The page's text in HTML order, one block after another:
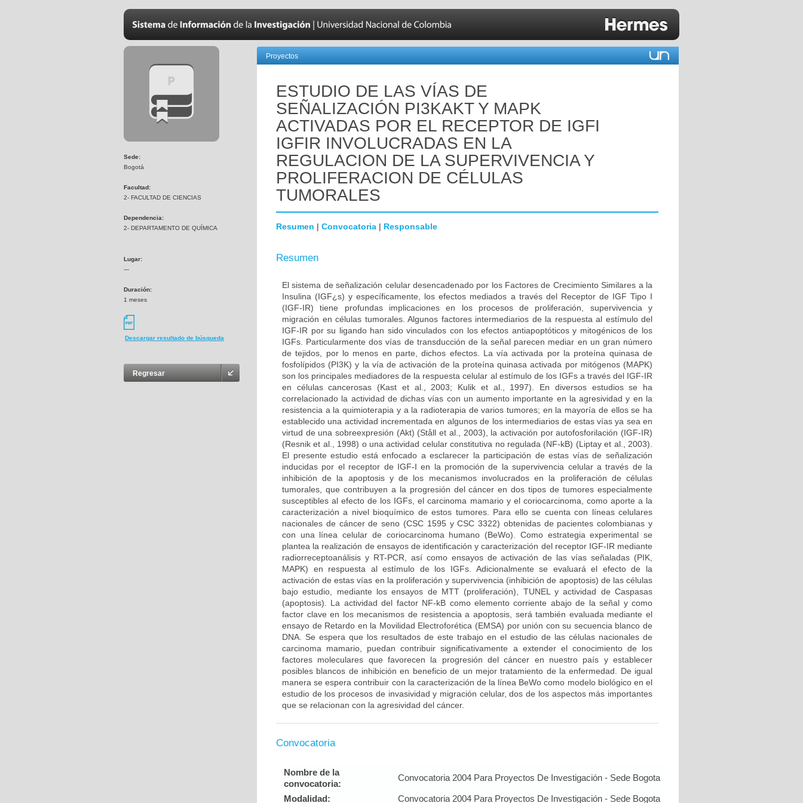
Sede:
Bogotá
Facultad:
2- FACULTAD DE CIENCIAS
Dependencia:
2- DEPARTAMENTO DE QUÍMICA
Lugar:
---
Duración:
1 meses
Descargar resultado de búsqueda
Regresar
Proyectos
ESTUDIO DE LAS VÍAS DE
SEÑALIZACIÓN PI3KAKT Y MAPK
ACTIVADAS POR EL RECEPTOR DE IGFI
IGFIR INVOLUCRADAS EN LA
REGULACION DE LA SUPERVIVENCIA Y
PROLIFERACION DE CÉLULAS
TUMORALES
Resumen | Convocatoria | Responsable
Resumen
El sistema de señalización celular desencadenado por los Factores de Crecimiento Similares a la
Insulina (IGF¿s) y específicamente, los efectos mediados a través del Receptor de IGF Tipo I
(IGF-IR) tiene profundas implicaciones en los procesos de proliferación, supervivencia y
migración en células tumorales. Algunos factores intermediarios de la respuesta al estímulo del
IGF-IR por su ligando han sido vinculados con los efectos antiapoptóticos y mitogénicos de los
IGFs. Particularmente dos vías de transducción de la señal parecen mediar en un gran número
de tejidos, por lo menos en parte, dichos efectos. La vía activada por la proteína quinasa de
fosfolípidos (PI3K) y la vía de activación de la proteína quinasa activada por mitógenos (MAPK)
son los principales mediadores de la respuesta celular al estímulo de los IGFs a través del IGF-IR
en células cancerosas (Kast et al., 2003; Kulik et al., 1997). En diversos estudios se ha
correlacionado la actividad de dichas vías con un aumento importante en la agresividad y en la
resistencia a la quimioterapia y a la radioterapia de varios tumores; en la mayoría de ellos se ha
establecido una actividad incrementada en algunos de los intermediarios de estas vías ya sea en
virtud de una sobreexpresión (Akt) (Ståll et al., 2003), la activación por autofosforilación (IGF-IR)
(Resnik et al., 1998) o una actividad celular constitutiva no regulada (NF-kB) (Liptay et al., 2003).
El presente estudio está enfocado a esclarecer la participación de estas vías de señalización
inducidas por el receptor de IGF-I en la promoción de la supervivencia celular a través de la
inhibición de la apoptosis y de los mecanismos involucrados en la proliferación de células
tumorales, que contribuyen a la progresión del cáncer en dos tipos de tumores especialmente
susceptibles al efecto de los IGFs, el carcinoma mamario y el coriocarcinoma, como aporte a la
caracterización a nivel bioquímico de estos tumores. Para ello se cuenta con líneas celulares
nacionales de cáncer de seno (CSC 1595 y CSC 3322) obtenidas de pacientes colombianas y
con una línea celular de coriocarcinoma humano (BeWo). Como estrategia experimental se
plantea la realización de ensayos de identificación y caracterización del receptor IGF-IR mediante
radiorreceptoanálisis y RT-PCR, así como ensayos de activación de las vías señaladas (PIK,
MAPK) en respuesta al estímulo de los IGFs. Adicionalmente se evaluará el efecto de la
activación de estas vías en la proliferación y supervivencia (inhibición de apoptosis) de las células
bajo estudio, mediante los ensayos de MTT (proliferación), TUNEL y actividad de Caspasas
(apoptosis). La actividad del factor NF-kB como elemento corriente abajo de la señal y como
factor clave en los mecanismos de resistencia a apoptosis, será también evaluada mediante el
ensayo de Retardo en la Movilidad Electroforética (EMSA) por unión con su secuencia blanco de
DNA. Se espera que los resultados de este trabajo en el estudio de las células nacionales de
carcinoma mamario, puedan contribuir significativamente a extender el conocimiento de los
factores moleculares que favorecen la progresión del cáncer en nuestro país y establecer
posibles blancos de inhibición en beneficio de un mejor tratamiento de la enfermedad. De igual
manera se espera contribuir con la caracterización de la línea BeWo como modelo biológico en el
estudio de los procesos de invasividad y migración celular, dos de los aspectos más importantes
que se relacionan con la agresividad del cáncer.
Convocatoria
Nombre de la
convocatoria:
Convocatoria 2004 Para Proyectos De Investigación - Sede Bogota
Modalidad: Convocatoria 2004 Para Proyectos De Investigación - Sede Bogota